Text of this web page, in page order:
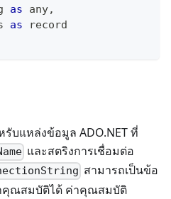
as any,
as
record
บแหล่งข้อมูล ADO.NET ที่
และสตริงการเชื่อมต่อ
สามารถเป็นข้อ
คุณสมบัติได้ ค่าคุณสมบัติ